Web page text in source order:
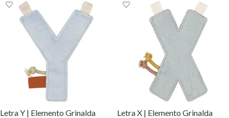
Letra Y | Elemento Grinalda Letra X | Elemento Grinalda